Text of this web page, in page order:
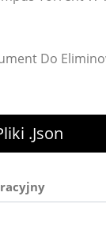
Do
.json